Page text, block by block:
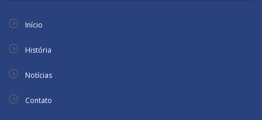
Início
História
Notícias
Contato